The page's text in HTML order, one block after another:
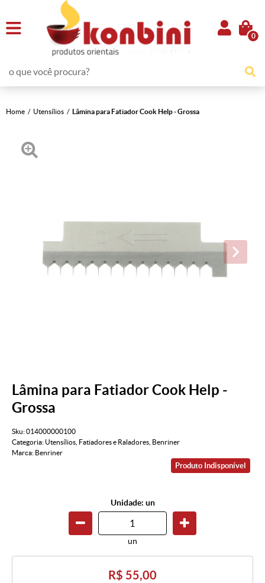
0
Home Utensílios Lâmina para Fatiador Cook Help - Grossa
Lâmina para Fatiador Cook Help -
Grossa
Sku:014000000100
Categoria: Utensílios Fatiadores e Raladores Benriner
Marca: Benriner
Produto Indisponível
Unidade: un
un
R$ 55,00